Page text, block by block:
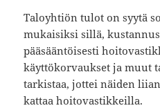
Taloyhtiön tulot on syytä
mukaisiksi sillä,
pääsääntöisesti
käyttökorvaukset ja muut
tarkistaa, jottei näiden
kattaa hoitovastikkeilla.